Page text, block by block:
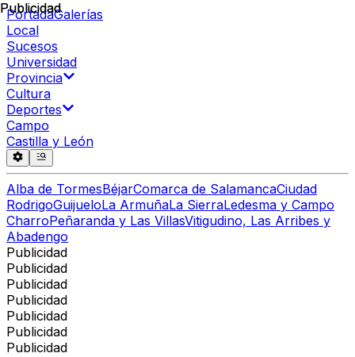
PortadaGalerías
Local
Sucesos
Universidad
Provincia
Cultura
Deportes
Campo
Castilla y León
Alba de TormesBéjarComarca de SalamancaCiudad
RodrigoGuijueloLa ArmuñaLa SierraLedesma y Campo
CharroPeñaranda y Las VillasVitigudino, Las Arribes y
Abadengo
Publicidad
Publicidad
Publicidad
Publicidad
Publicidad
Publicidad
Publicidad
Publicidad
Publicidad